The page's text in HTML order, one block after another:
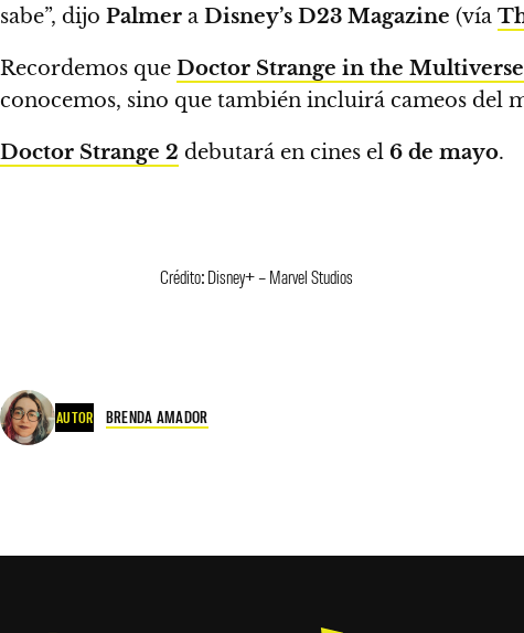
sabe”, dijo Palmer a Disney’s D23 Magazine (vía
Recordemos que Doctor Strange in the
conocemos, sino que también incluirá cameos del
Doctor Strange 2 debutará en cines el 6 de mayo.
Crédito: Disney+ – Marvel Studios
AUTOR BRENDA AMADOR